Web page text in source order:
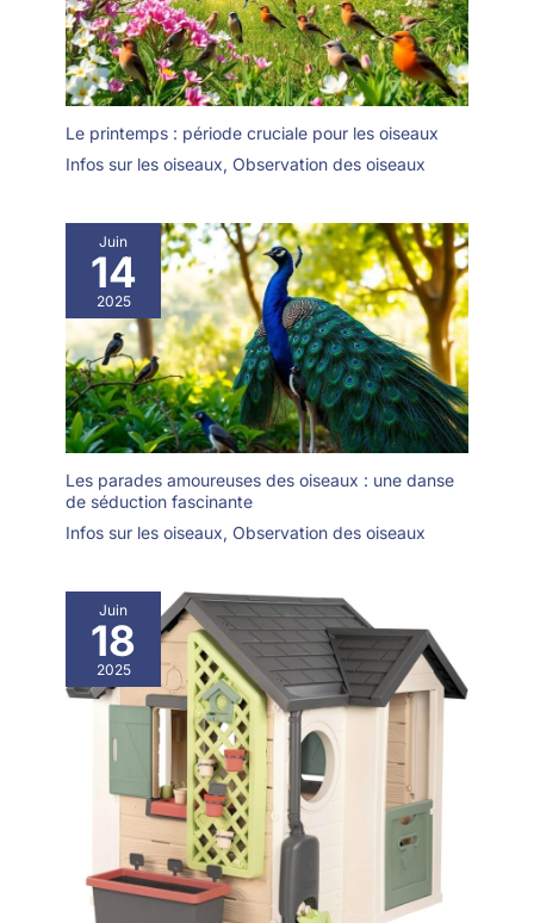
Le printemps : période cruciale pour les oiseaux
Infos sur les oiseaux, Observation des oiseaux
Juin
14
2025
Les parades amoureuses des oiseaux : une danse
de séduction fascinante
Infos sur les oiseaux, Observation des oiseaux
Juin
18
2025